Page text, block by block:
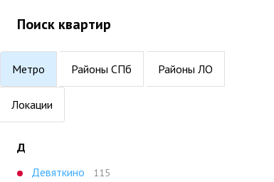
Поиск квартир
Метро Районы СПб Районы ЛО
Локации
Д
Девяткино
115